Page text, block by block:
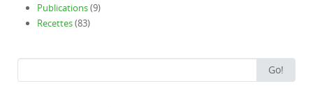
Publications(9)
Recettes(83)
for:
Go!